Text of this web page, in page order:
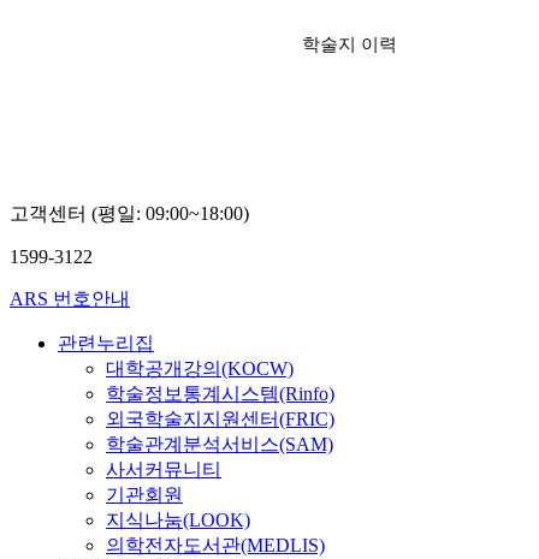
학술지 이력
고객센터 (평일: 09:00~18:00)
1599-3122
ARS 번호안내
관련누리집
대학공개강의(KOCW)
학술정보통계시스템(Rinfo)
외국학술지지원센터(FRIC)
학술관계분석서비스(SAM)
사서커뮤니티
기관회원
지식나눔(LOOK)
의학전자도서관(MEDLIS)